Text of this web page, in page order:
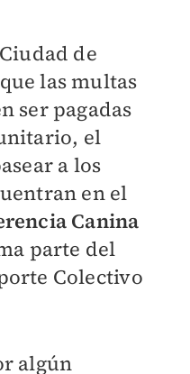
de
las multas
ser pagadas
el
a los
en el
Canina
parte del
Colectivo
algún